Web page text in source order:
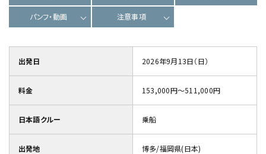
パンフ・動画 注意事項
出発日 2026年9月13日（日）
料金 153,000円～511,000円
日本語クルー 乗船
出発地 博多/福岡県(日本)